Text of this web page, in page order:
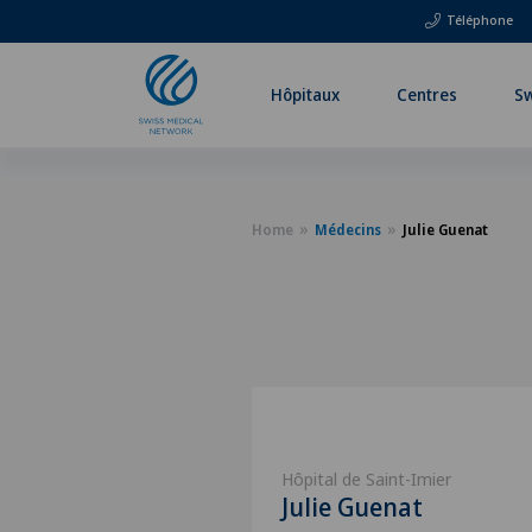
Téléphone
Hôpitaux Centres
Home Médecins Julie Guenat
Hôpital de Saint-Imier
Julie Guenat